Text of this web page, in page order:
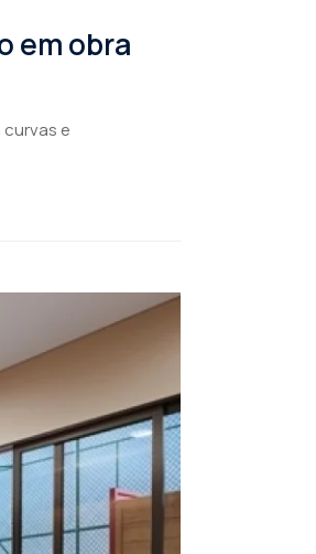
em obra
e